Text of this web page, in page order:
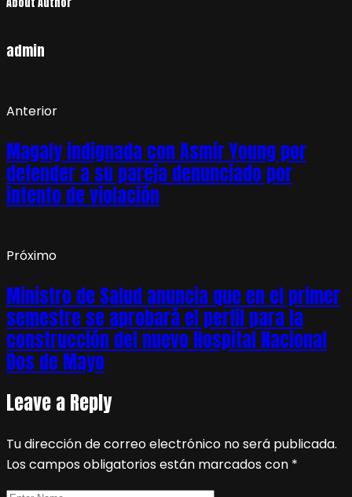
admin
Anterior
Magaly indignada con Asmir Young por
defender a su pareja denunciado por
intento de violación
Próximo
Ministro de Salud anuncia que en el primer
semestre se aprobará el perfil para la
construcción del nuevo Hospital Nacional
Dos de Mayo
Leave a Reply
Tu dirección de correo electrónico no será publicada.
Los campos obligatorios están marcados con *